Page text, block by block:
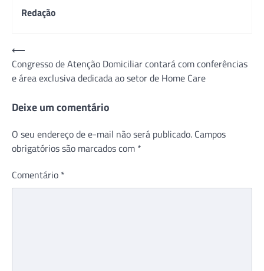
Redação
Navegação
de
Post
⟵
Congresso de Atenção Domiciliar contará com conferências
e área exclusiva dedicada ao setor de Home Care
Deixe um comentário
O seu endereço de e-mail não será publicado. Campos
obrigatórios são marcados com *
Comentário *